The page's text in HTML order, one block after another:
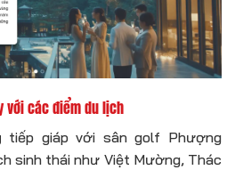
với các điểm du lịch
tiếp giáp với sân golf Phượng
sinh thái như Việt Mường, Thác